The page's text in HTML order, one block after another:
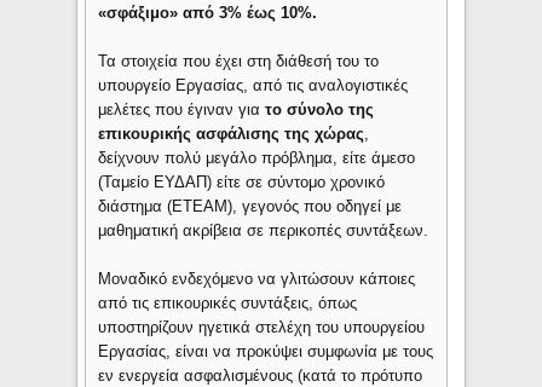
«σφάξιμο» από 3% έως 10%.
Τα στοιχεία που έχει στη διάθεσή του το
υπουργείο Εργασίας, από τις αναλογιστικές
μελέτες που έγιναν γιατο σύνολο της
επικουρικής ασφάλισης της χώρας,
δείχνουν πολύ μεγάλο πρόβλημα, είτε άμεσο
(Ταμείο ΕΥΔΑΠ) είτε σε σύντομο χρονικό
διάστημα (ΕΤΕΑΜ), γεγονός που οδηγεί με
μαθηματική ακρίβεια σε περικοπές συντάξεων.
Μοναδικό ενδεχόμενο να γλιτώσουν κάποιες
από τις επικουρικές συντάξεις, όπως
υποστηρίζουν ηγετικά στελέχη του υπουργείου
Εργασίας, είναι να προκύψει συμφωνία με τους
εν ενεργεία ασφαλισμένους (κατά το πρότυπο